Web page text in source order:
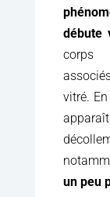
débute
corps
vitré.
un peu